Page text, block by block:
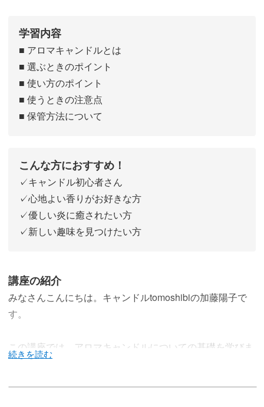
学習内容
■ アロマキャンドルとは
■ 選ぶときのポイント
■ 使い方のポイント
■ 使うときの注意点
■ 保管方法について
こんな方におすすめ！
✓キャンドル初心者さん
✓心地よい香りがお好きな方
✓優しい炎に癒されたい方
✓新しい趣味を見つけたい方
講座の紹介
みなさんこんにちは。キャンドルtomoshibiの加藤陽子で
す。
この講座では、アロマキャンドルについての基礎を学びま
す。